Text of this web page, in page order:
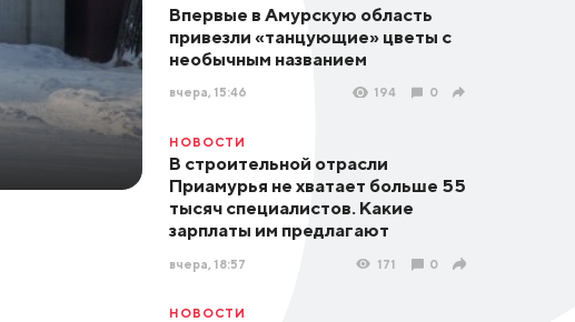
Впервые в Амурскую область
привезли «танцующие» цветы с
необычным названием
вчера, 15:46 194 0
НОВОСТИ
В строительной отрасли
Приамурья не хватает больше 55
тысяч специалистов. Какие
зарплаты им предлагают
вчера, 18:57 171 0
НОВОСТИ